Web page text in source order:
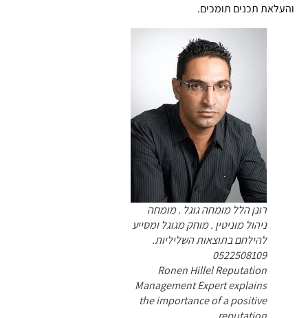
והעלאת תכנים תומכים.
רונן הלל מומחה גוגל . מומחה
ניהול מוניטין . מוחק מגוגל ומסייע
להילחם בתוצאות השליליות.
0522508109
Ronen Hillel Reputation
Management Expert explains
the importance of a positive